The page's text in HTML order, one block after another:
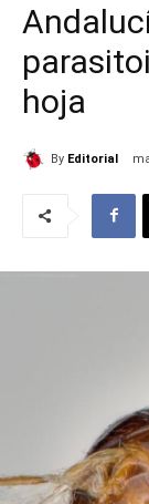
hoja
By Editorial